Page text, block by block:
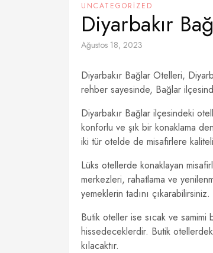
UNCATEGORIZED
Diyarbakır
Ağustos 18, 2023
Diyarbakır Bağlar Otelleri,
rehber sayesinde, Bağlar
Diyarbakır Bağlar ilçesindeki
konforlu ve şık bir konaklama
iki tür otelde de misafirlere
Lüks otellerde konaklayan
merkezleri, rahatlama ve
yemeklerin tadını çıkarabilirsiniz.
Butik oteller ise sıcak ve
hissedeceklerdir. Butik
kılacaktır.